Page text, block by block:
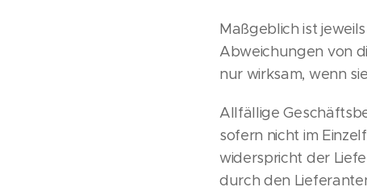
Maßgeblich ist
Abweichungen von
nur wirksam, wenn
Allfällige
sofern nicht im
widerspricht der
durch den